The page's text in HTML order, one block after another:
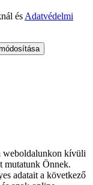
és Adatvédelmi
weboldalunkon kívüli
mutatunk Önnek.
adatait a következő